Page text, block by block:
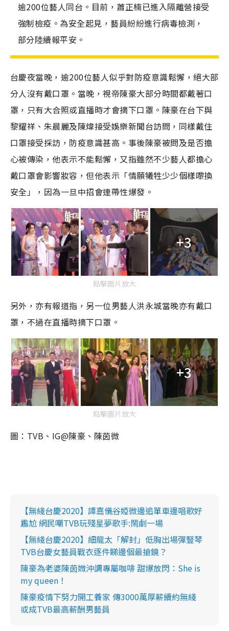
逾200位藝人同台。目前，蕭正楠已進入隔離營接受
強制檢疫。為安全起見，藝員紛紛進行病毒檢測，
部分陸續報平安。
台慶夜當晚，逾200位藝人似乎對防疫意識鬆懈，絕大部
分人沒有戴口罩。當晚，視帝陳豪大部分時間都戴著口
罩，只有大合照或直播時才會摘下口罩。陳豪在台下與
黎耀祥、朱晨麗及陳煒接受娛樂新聞台訪問，同樣戴住
口罩接受採訪，防疫意識甚高。事後陳豪被問及是否擔
心被傳染，他表示不能鬆懈，又指雖然不少藝人都擔心
戴口罩會影響妝容，但他表示「情願犧牲少少個樣嚟換
安全」，因為一旦中招會連帶性爆發。
+3
點擊圖片放大
另外，亦有報道指，另一位男藝人洪永城當晚亦有戴口
罩，不過在直播時摘下口罩。
+3
點擊圖片放大
圖：TVB、IG@陳豪、陳茵微
【無綫台慶2020】譚嘉儀谷婭微邊追單車邊唱歌好
尷尬 網民嘲TVB玩殘星夢歌手:鬧劇一場
【無綫台慶2020】細龍太「解封」低胸出場彈豎琴
TVB台慶女藝員戰衣逐件睇邊個最搶鏡？
陳豪為老婆陳茵媺沖調專屬咖啡 甜爆放閃：She is
my queen！
陳豪疫情下努力開工養家 傳3000萬厚薪續約無綫
或成TVB最高薪酬男藝員